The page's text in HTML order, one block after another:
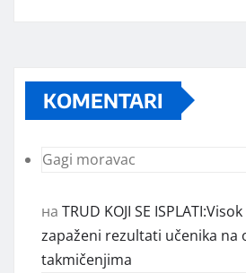
KOMENTARI
Gagi moravac
на TRUD KOJI SE
zapaženi rezultati učenika na
takmičenjima